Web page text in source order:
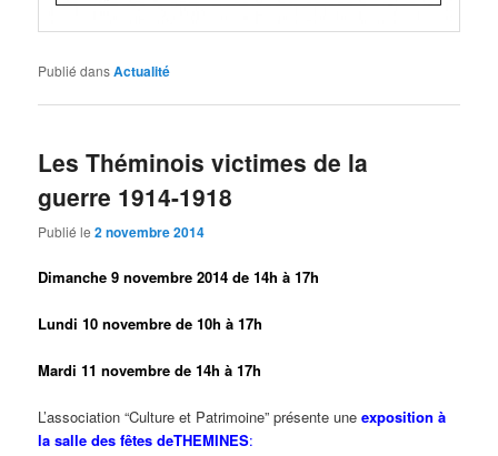
Publié dansActualité
Les Théminois victimes de la
guerre 1914-1918
Publié le2 novembre 2014
Dimanche 9 novembre 2014 de 14h à 17h
Lundi 10 novembre de 10h à 17h
Mardi 11 novembre de 14h à 17h
L’association “Culture et Patrimoine” présente uneexposition à
la salle des fêtes deTHEMINES: